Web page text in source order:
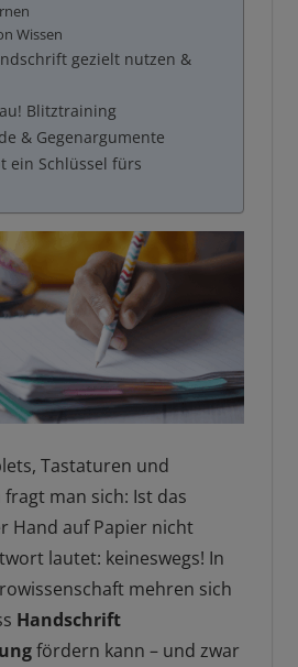
Wissen
gezielt nutzen &
Blitztraining
& Gegenargumente
ein Schlüssel fürs
Tastaturen und
man sich: Ist das
Hand auf Papier nicht
lautet: keineswegs! In
mehren sich
Handschrift
fördern kann – und zwar